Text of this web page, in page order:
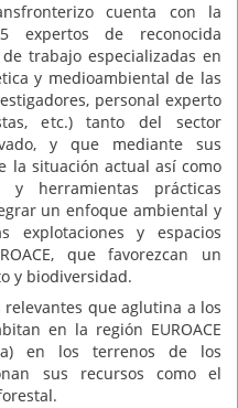
cuenta con la
expertos de reconocida
trabajo especializadas en
y medioambiental de las
personal experto
etc.) tanto del sector
y que mediante sus
la situación actual así como
herramientas prácticas
un enfoque ambiental y
explotaciones y espacios
que favorezcan un
y biodiversidad.
que aglutina a los
en la región EUROACE
en los terrenos de los
sus recursos como el